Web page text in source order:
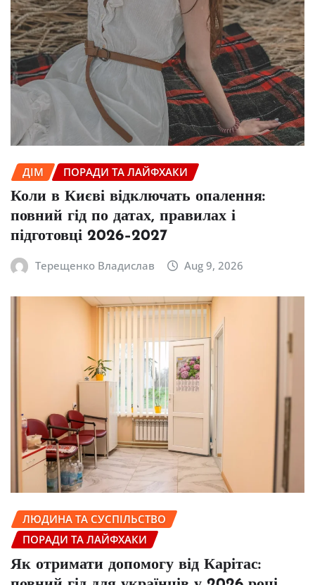
ДІМ ПОРАДИ ТА ЛАЙФХАКИ
Коли в Києві відключать опалення:
повний гід по датах, правилах і
підготовці 2026–2027
Терещенко Владислав Aug 9, 2026
ЛЮДИНА ТА СУСПІЛЬСТВО
ПОРАДИ ТА ЛАЙФХАКИ
Як отримати допомогу від Карітас: